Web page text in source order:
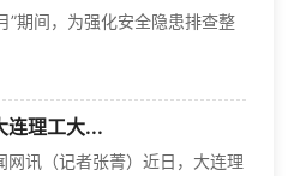
”期间，为强化安全隐患排查整
连理工大...
网讯（记者张菁）近日，大连理